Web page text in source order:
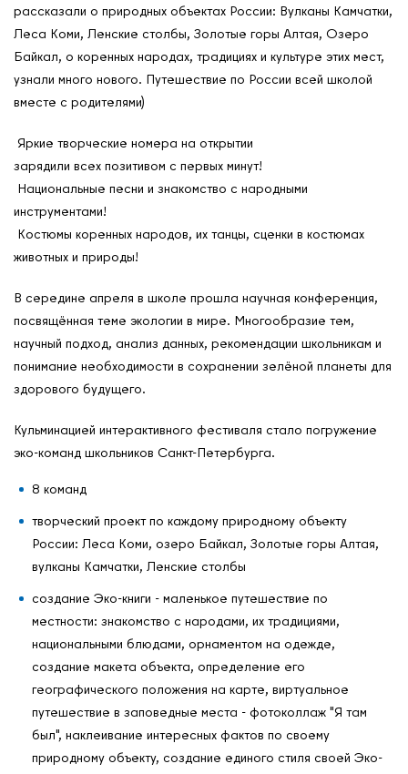
О нас
Контакты
Мероприятия
Обмен опытом
Новости
Международные дни
Кафедры ЮНЕСКО РФ
рассказали о природных объектах России: Вулканы Камчатки,
Леса Коми, Ленские столбы, Золотые горы Алтая, Озеро
Байкал, о коренных народах, традициях и культуре этих мест,
узнали много нового. Путешествие по России всей школой
вместе с родителями)
Яркие творческие номера на открытии
зарядили всех позитивом с первых минут!
Национальные песни и знакомство с народными
инструментами!
Костюмы коренных народов, их танцы, сценки в костюмах
животных и природы!
В середине апреля в школе прошла научная конференция,
посвящённая теме экологии в мире. Многообразие тем,
научный подход, анализ данных, рекомендации школьникам и
понимание необходимости в сохранении зелёной планеты для
здорового будущего.
Кульминацией интерактивного фестиваля стало погружение
эко-команд школьников Санкт-Петербурга.
8 команд
творческий проект по каждому природному объекту
России: Леса Коми, озеро Байкал, Золотые горы Алтая,
вулканы Камчатки, Ленские столбы
создание Эко-книги - маленькое путешествие по
местности: знакомство с народами, их традициями,
национальными блюдами, орнаментом на одежде,
создание макета объекта, определение его
географического положения на карте, виртуальное
путешествие в заповедные места - фотоколлаж "Я там
был", наклеивание интересных фактов по своему
природному объекту, создание единого стиля своей Эко-